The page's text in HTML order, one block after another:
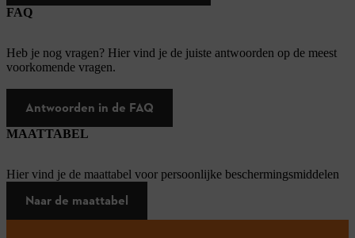
FAQ
Heb je nog vragen? Hier vind je de juiste antwoorden op de meest
voorkomende vragen.
Antwoorden in de FAQ
MAATTABEL
Hier vind je de maattabel voor persoonlijke beschermingsmiddelen
Naar de maattabel